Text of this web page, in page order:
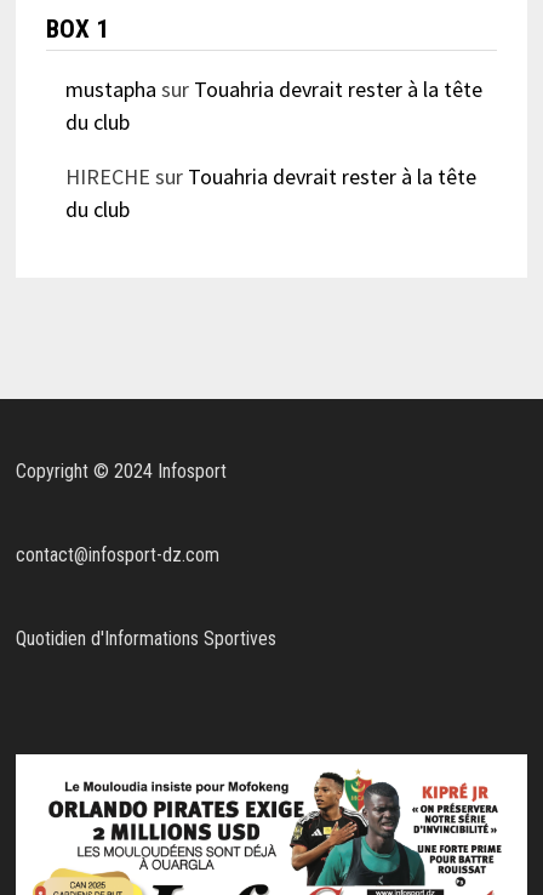
BOX 1
mustapha sur Touahria devrait rester à la tête
du club
HIRECHE sur Touahria devrait rester à la tête
du club
Copyright © 2024 Infosport
contact@infosport-dz.com
Quotidien d'Informations Sportives